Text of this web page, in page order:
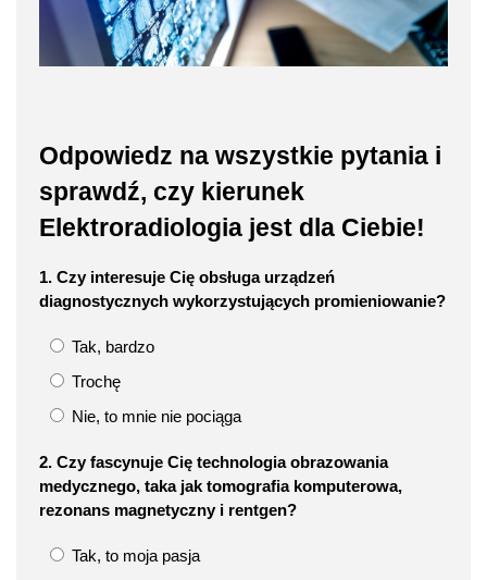
Odpowiedz na wszystkie pytania i
sprawdź, czy kierunek
Elektroradiologia jest dla Ciebie!
1. Czy interesuje Cię obsługa urządzeń
diagnostycznych wykorzystujących promieniowanie?
Tak, bardzo
Trochę
Nie, to mnie nie pociąga
2. Czy fascynuje Cię technologia obrazowania
medycznego, taka jak tomografia komputerowa,
rezonans magnetyczny i rentgen?
Tak, to moja pasja